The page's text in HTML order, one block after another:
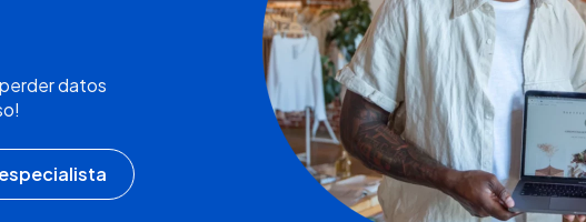
datos